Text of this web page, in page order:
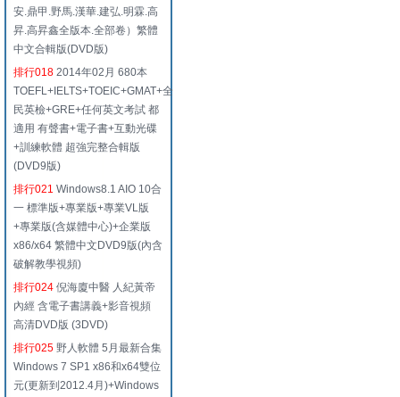
安.鼎甲.野馬.漢華.建弘.明霖.高
昇.高昇鑫全版本.全部卷）繁體
中文合輯版(DVD版)
排行018 2014年02月 680本
TOEFL+IELTS+TOEIC+GMAT+全
民英檢+GRE+任何英文考試 都
適用 有聲書+電子書+互動光碟
+訓練軟體 超強完整合輯版
(DVD9版)
排行021 Windows8.1 AIO 10合
一 標準版+專業版+專業VL版
+專業版(含媒體中心)+企業版
x86/x64 繁體中文DVD9版(內含
破解教學視頻)
排行024 倪海廈中醫 人紀黃帝
內經 含電子書講義+影音視頻
高清DVD版 (3DVD)
排行025 野人軟體 5月最新合集
Windows 7 SP1 x86和x64雙位
元(更新到2012.4月)+Windows